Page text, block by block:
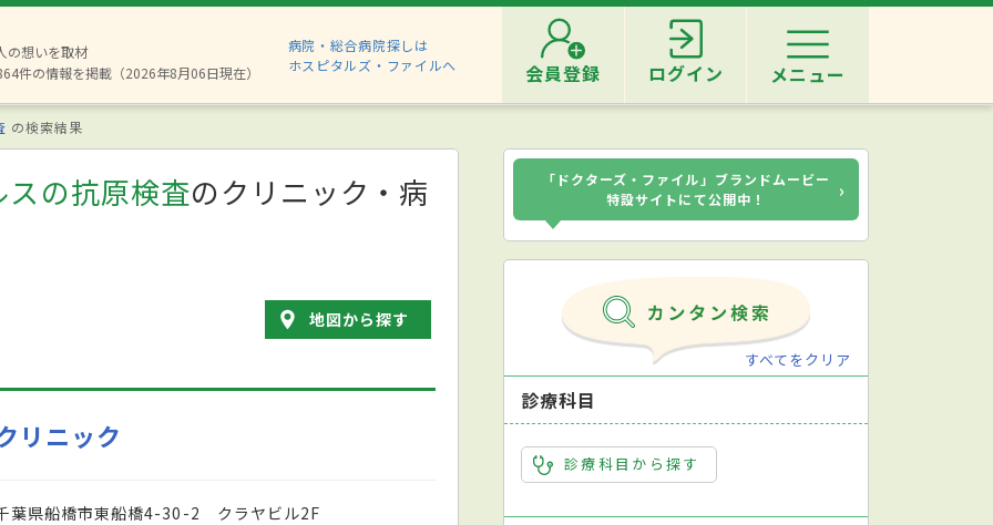
の想いを取材
件の情報を掲載（2026年8月06日現在）
病院・総合病院探しは
ホスピタルズ・ファイルへ
会員登録 ログイン メニュー
の検索結果
の抗原検査のクリニック・病
地図から探す
リニック
葉県船橋市東船橋4-30-2 クラヤビル2F
「ドクターズ・ファイル」ブランドムービー
特設サイトにて公開中！
›
すべてをクリア
診療科目
診療科目から探す